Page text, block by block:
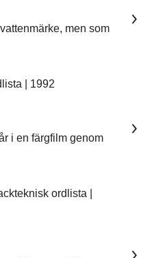
men som
| 1992
i en färgfilm genom
ordlista |